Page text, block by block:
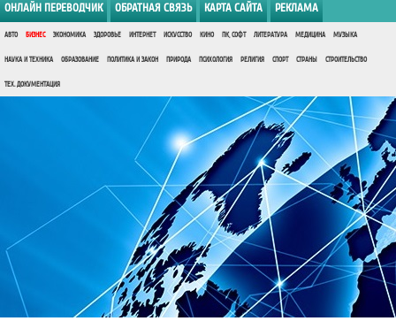
ОНЛАЙН ПЕРЕВОДЧИК ОБРАТНАЯ СВЯЗЬ КАРТА САЙТА РЕКЛАМА
АВТО БИЗНЕС ЭКОНОМИКА ЗДОРОВЬЕ ИНТЕРНЕТ ИСКУССТВО КИНО ПК, СОФТ ЛИТЕРАТУРА МЕДИЦИНА МУЗЫКА
НАУКА И ТЕХНИКА ОБРАЗОВАНИЕ ПОЛИТИКА И ЗАКОН ПРИРОДА ПСИХОЛОГИЯ РЕЛИГИЯ СПОРТ СТРАНЫ СТРОИТЕЛЬСТВО
ТЕХ. ДОКУМЕНТАЦИЯ